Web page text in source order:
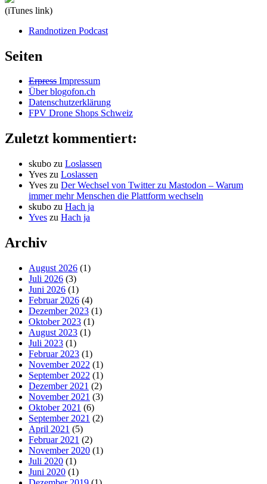
(iTunes link)
Randnotizen Podcast
Seiten
Erpress Impressum
Über blogofon.ch
Datenschutzerklärung
FPV Drone Shops Schweiz
Zuletzt kommentiert:
skubo zu Loslassen
Yves zu Loslassen
Yves zu Der Wechsel von Twitter zu Mastodon – Warum
immer mehr Menschen die Plattform wechseln
skubo zu Hach ja
Yves zu Hach ja
Archiv
August 2026 (1)
Juli 2026 (3)
Juni 2026 (1)
Februar 2026 (4)
Dezember 2023 (1)
Oktober 2023 (1)
August 2023 (1)
Juli 2023 (1)
Februar 2023 (1)
November 2022 (1)
September 2022 (1)
Dezember 2021 (2)
November 2021 (3)
Oktober 2021 (6)
September 2021 (2)
April 2021 (5)
Februar 2021 (2)
November 2020 (1)
Juli 2020 (1)
Juni 2020 (1)